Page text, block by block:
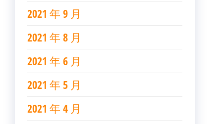
2021 年 9 月
2021 年 8 月
2021 年 6 月
2021 年 5 月
2021 年 4 月